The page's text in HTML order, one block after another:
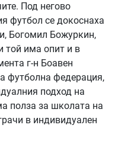
Под негово
футбол се докоснаха
Богомил Божуркин,
той има опит и в
г-н Боавен
футболна федерация,
подход на
полза за школата на
в индивидуален